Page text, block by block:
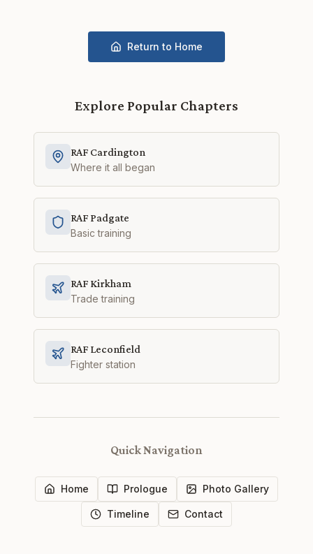
Return to Home
Explore Popular Chapters
RAF Cardington
Where it all began
RAF Padgate
Basic training
RAF Kirkham
Trade training
RAF Leconfield
Fighter station
Quick Navigation
Home Prologue Photo Gallery
Timeline Contact